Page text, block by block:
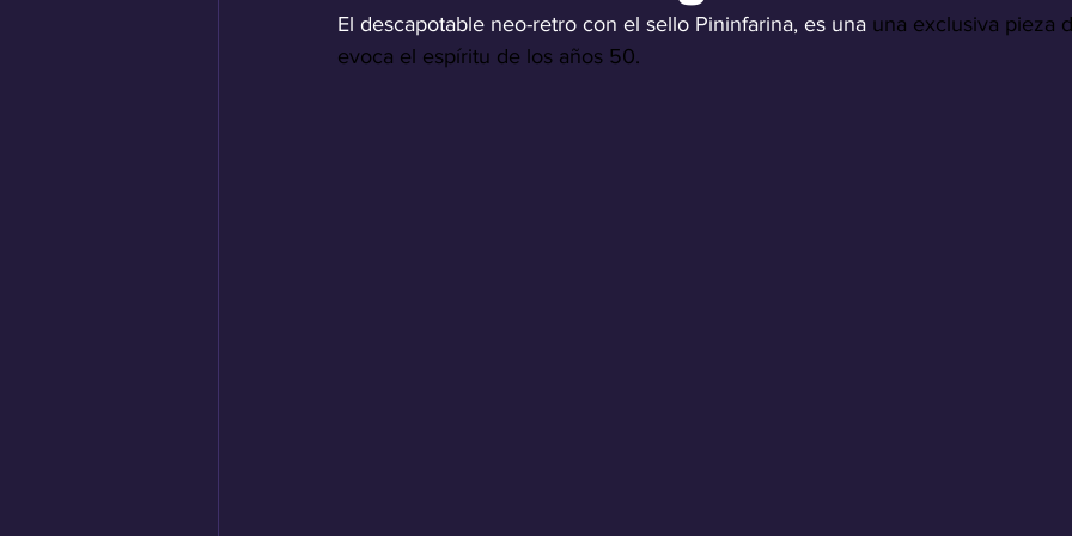
El descapotable neo-retro con el sello Pininfarina, es una una exclusiva pieza
evoca el espíritu de los años 50.